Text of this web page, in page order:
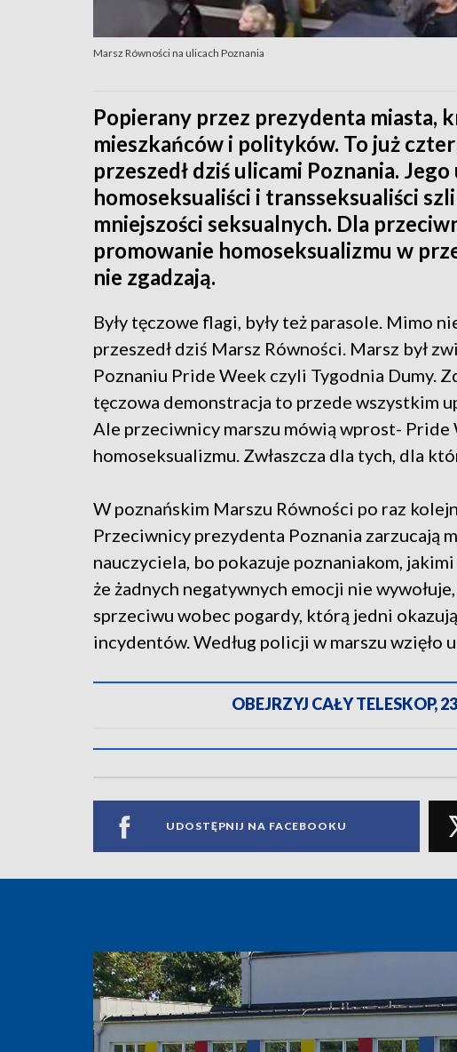
Marsz Równości na ulicach Poznania
Popierany przez prezydenta miasta,
mieszkańców i polityków. To już
przeszedł dziś ulicami Poznania.
homoseksualiści i transseksualiści
mniejszości seksualnych. Dla
promowanie homoseksualizmu w
nie zgadzają.
Były tęczowe flagi, były też parasole. Mimo
przeszedł dziś Marsz Równości. Marsz był
Poznaniu Pride Week czyli Tygodnia Dumy.
tęczowa demonstracja to przede wszystkim
Ale przeciwnicy marszu mówią wprost-
homoseksualizmu. Zwłaszcza dla tych, dla
W poznańskim Marszu Równości po raz
Przeciwnicy prezydenta Poznania zarzucają
nauczyciela, bo pokazuje poznaniakom,
że żadnych negatywnych emocji nie
sprzeciwu wobec pogardy, którą jedni
incydentów. Według policji w marszu wzięło
OBEJRZYJ CAŁY TELESKOP,
UDOSTĘPNIJ NA FACEBOOKU